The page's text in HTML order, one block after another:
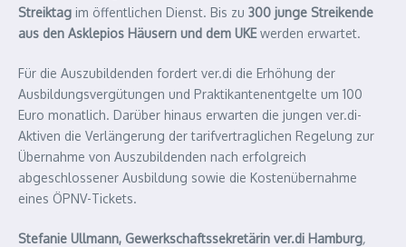
Streiktag im öffentlichen Dienst. Bis zu 300 junge Streikende
aus den Asklepios Häusern und dem UKE werden erwartet.
Für die Auszubildenden fordert ver.di die Erhöhung der
Ausbildungsvergütungen und Praktikantenentgelte um 100
Euro monatlich. Darüber hinaus erwarten die jungen ver.di-
Aktiven die Verlängerung der tarifvertraglichen Regelung zur
Übernahme von Auszubildenden nach erfolgreich
abgeschlossener Ausbildung sowie die Kostenübernahme
eines ÖPNV-Tickets.
Stefanie Ullmann, Gewerkschaftssekretärin ver.di Hamburg,